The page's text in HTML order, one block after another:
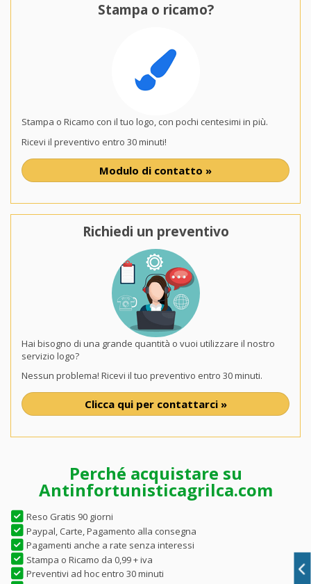
Stampa o ricamo?
Stampa o Ricamo con il tuo logo, con pochi centesimi in più.
Ricevi il preventivo entro 30 minuti!
Modulo di contatto »
Richiedi un preventivo
Hai bisogno di una grande quantità o vuoi utilizzare il nostro
servizio logo?
Nessun problema! Ricevi il tuo preventivo entro 30 minuti.
Clicca qui per contattarci »
Perché acquistare su
Antinfortunisticagrilca.com
Reso Gratis 90 giorni
Paypal, Carte, Pagamento alla consegna
Pagamenti anche a rate senza interessi
Stampa o Ricamo da 0,99 + iva
Preventivi ad hoc entro 30 minuti